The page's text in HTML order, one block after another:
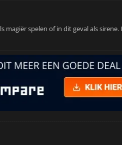
magiër spelen of in dit geval als